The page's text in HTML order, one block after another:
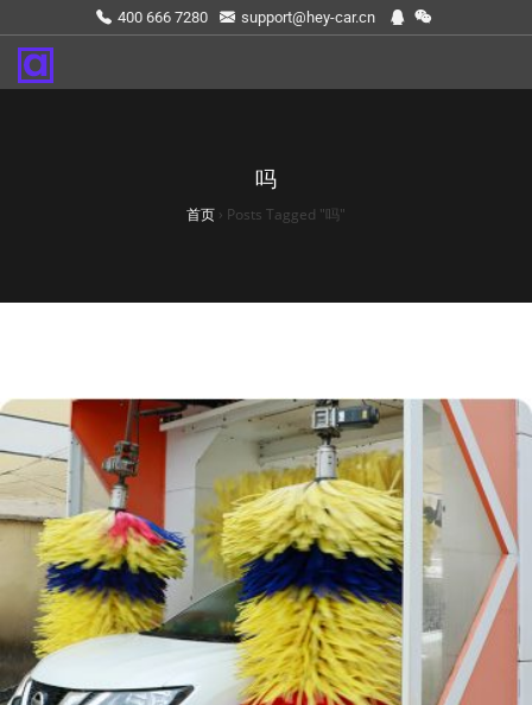
400 666 7280 support@hey-car.cn
吗
首页 › Posts Tagged "吗"